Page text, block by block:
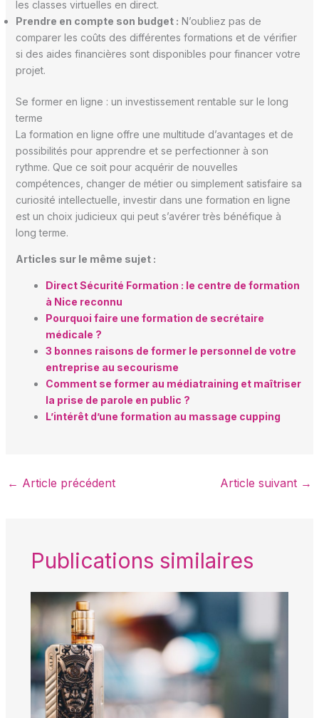
les classes virtuelles en direct.
Prendre en compte son budget : N’oubliez pas de
comparer les coûts des différentes formations et de vérifier
si des aides financières sont disponibles pour financer votre
projet.
Se former en ligne : un investissement rentable sur le long
terme
La formation en ligne offre une multitude d’avantages et de
possibilités pour apprendre et se perfectionner à son
rythme. Que ce soit pour acquérir de nouvelles
compétences, changer de métier ou simplement satisfaire sa
curiosité intellectuelle, investir dans une formation en ligne
est un choix judicieux qui peut s’avérer très bénéfique à
long terme.
Articles sur le même sujet :
Direct Sécurité Formation : le centre de formation
à Nice reconnu
Pourquoi faire une formation de secrétaire
médicale ?
3 bonnes raisons de former le personnel de votre
entreprise au secourisme
Comment se former au médiatraining et maîtriser
la prise de parole en public ?
L’intérêt d’une formation au massage cupping
← Article précédent Article suivant →
Publications similaires